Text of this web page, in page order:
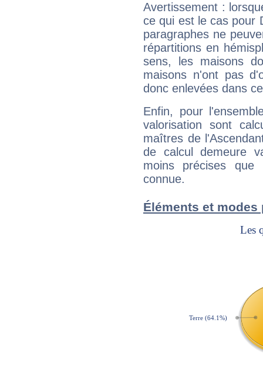
Avertissement :
ce qui est le cas pour
paragraphes ne
répartitions en
sens, les maisons
maisons n'ont pas
donc enlevées dans
Enfin, pour
valorisation sont
maîtres de
de calcul demeure
moins précises que
connue.
Éléments et